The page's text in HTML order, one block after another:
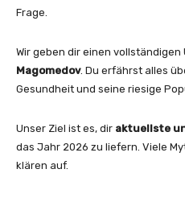
Frage.
Wir geben dir einen vollständigen
Magomedov. Du erfährst alles
Gesundheit und seine riesige
Unser Ziel ist es, dir aktuellste
das Jahr 2026 zu liefern. Viele
klären auf.